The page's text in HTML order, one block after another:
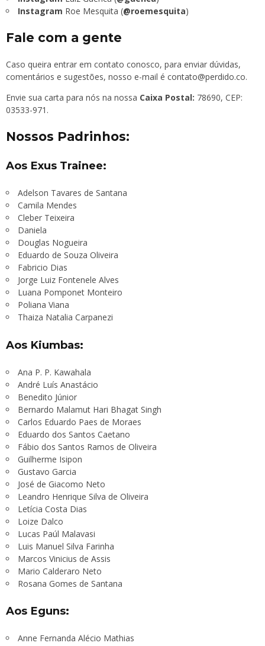
Instagram Roe Mesquita (@roemesquita)
Fale com a gente
Caso queira entrar em contato conosco, para enviar dúvidas,
comentários e sugestões, nosso e-mail é contato@perdido.co.
Envie sua carta para nós na nossa Caixa Postal: 78690, CEP:
03533-971.
Nossos Padrinhos:
Aos Exus Trainee:
Adelson Tavares de Santana
Camila Mendes
Cleber Teixeira
Daniela
Douglas Nogueira
Eduardo de Souza Oliveira
Fabricio Dias
Jorge Luiz Fontenele Alves
Luana Pomponet Monteiro
Poliana Viana
Thaiza Natalia Carpanezi
Aos Kiumbas:
Ana P. P. Kawahala
André Luís Anastácio
Benedito Júnior
Bernardo Malamut Hari Bhagat Singh
Carlos Eduardo Paes de Moraes
Eduardo dos Santos Caetano
Fábio dos Santos Ramos de Oliveira
Guilherme Isipon
Gustavo Garcia
José de Giacomo Neto
Leandro Henrique Silva de Oliveira
Letícia Costa Dias
Loize Dalco
Lucas Paúl Malavasi
Luis Manuel Silva Farinha
Marcos Vinicius de Assis
Mario Calderaro Neto
Rosana Gomes de Santana
Aos Eguns:
Anne Fernanda Alécio Mathias